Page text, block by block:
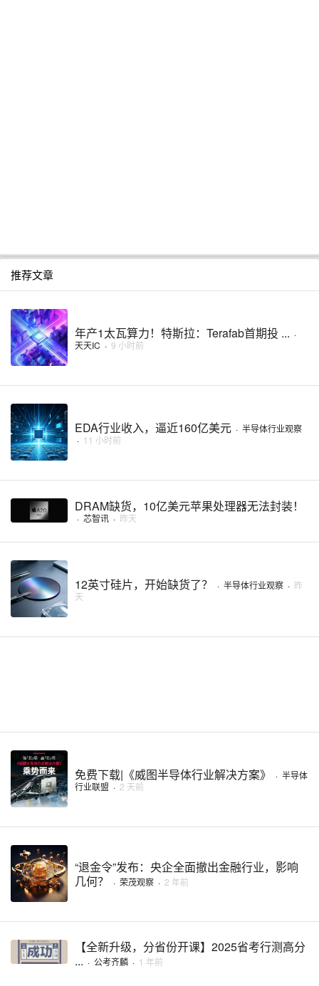
推荐文章
年产1太瓦算力！特斯拉：Terafab首期投 ... ·
天天IC · 9 小时前
EDA行业收入，逼近160亿美元 · 半导体行业观察
· 11 小时前
DRAM缺货，10亿美元苹果处理器无法封装！
· 芯智讯 · 昨天
12英寸硅片，开始缺货了？ · 半导体行业观察 · 昨
天
免费下载|《威图半导体行业解决方案》 · 半导体
行业联盟 · 2 天前
“退金令”发布：央企全面撤出金融行业，影响
几何？
· 荣茂观察 · 2 年前
【全新升级，分省份开课】2025省考行测高分
... · 公考齐麟 · 1 年前